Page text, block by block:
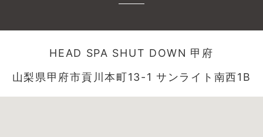
HEAD SPA SHUT DOWN 甲府
山梨県甲府市貢川本町13-1 サンライト南西1B